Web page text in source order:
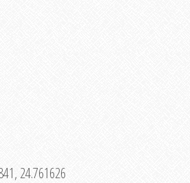
24.761626